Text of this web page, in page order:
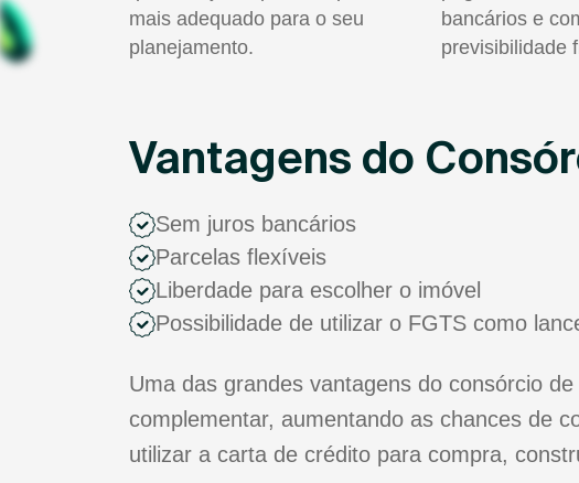
mais adequado para o seu
planejamento.
bancários e
previsibilidade
Vantagens do
Sem juros bancários
Parcelas flexíveis
Liberdade para escolher o imóvel
Possibilidade de utilizar o FGTS como
Uma das grandes vantagens do consórcio
complementar, aumentando as chances de
utilizar a carta de crédito para compra,